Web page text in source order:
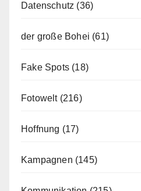
Datenschutz (36)
der große Bohei (61)
Fake Spots (18)
Fotowelt(216)
Hoffnung (17)
Kampagnen (145)